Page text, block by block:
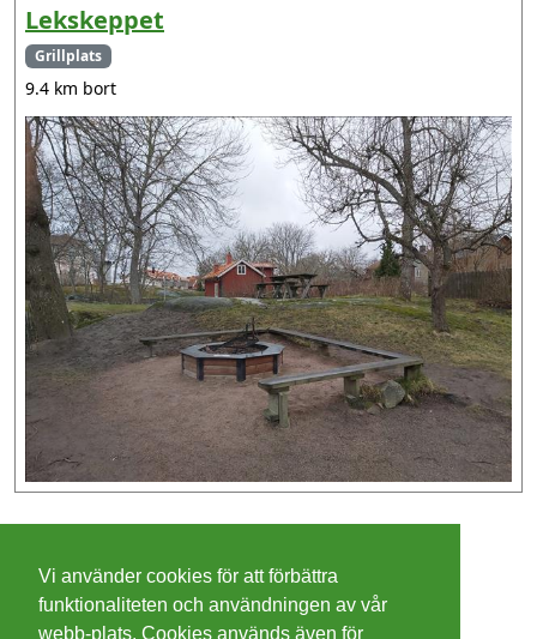
Lekskeppet
Grillplats
9.4 km bort
Cookies
Vi använder cookies för att förbättra
funktionaliteten och användningen av vår
webb-plats. Cookies används även för